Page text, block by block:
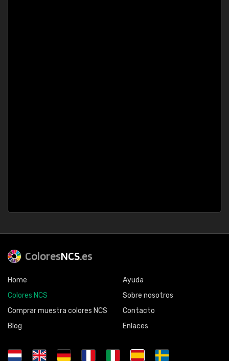
ColoresNCS.es
Home
Colores NCS
Comprar muestra colores NCS
Blog
Ayuda
Sobre nosotros
Contacto
Enlaces